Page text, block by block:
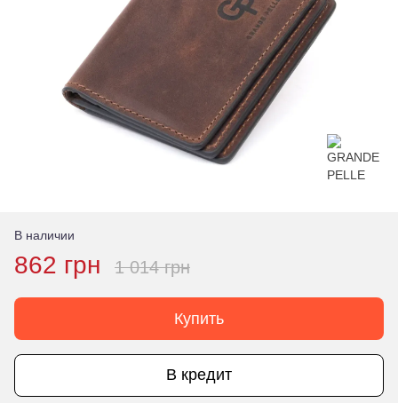
В наличии
862 грн 1 014 грн
Купить
В кредит